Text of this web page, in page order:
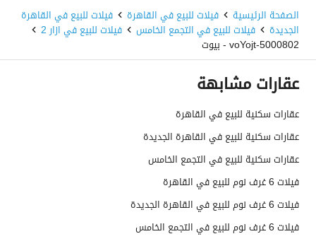
الصفحة الرئيسية فيلات للبيع في القاهرة فيلات للبيع في القاهرة
الجديدة فيلات للبيع في التجمع الخامس فيلات للبيع في ازار 2
5000802-voYojt - بيوت
عقارات مشابهة
عقارات سكنية للبيع في القاهرة
عقارات سكنية للبيع في القاهرة الجديدة
عقارات سكنية للبيع في التجمع الخامس
فيلات 6 غرف نوم للبيع في القاهرة
فيلات 6 غرف نوم للبيع في القاهرة الجديدة
فيلات 6 غرف نوم للبيع في التجمع الخامس